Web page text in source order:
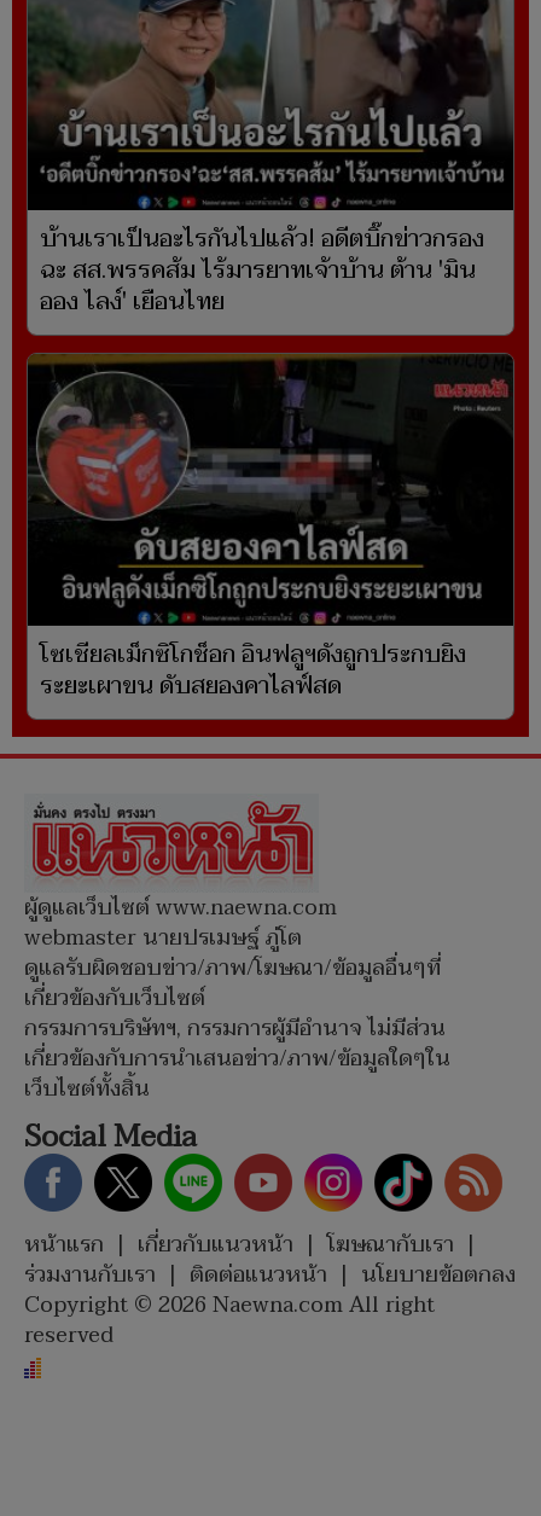
บ้านเราเป็นอะไรกันไปแล้ว! อดีตบิ๊กข่าวกรอง
ฉะ สส.พรรคส้ม ไร้มารยาทเจ้าบ้าน ต้าน 'มิน
ออง ไลง์' เยือนไทย
โซเชียลเม็กซิโกช็อก อินฟลูฯดังถูกประกบยิง
ระยะเผาขน ดับสยองคาไลฟ์สด
ผู้ดูแลเว็บไซต์ www.naewna.com
webmaster นายปรเมษฐ์ ภู่โต
ดูแลรับผิดชอบข่าว/ภาพ/โฆษณา/ข้อมูลอื่นๆที่
เกี่ยวข้องกับเว็บไซต์
กรรมการบริษัทฯ, กรรมการผู้มีอำนาจ ไม่มีส่วน
เกี่ยวข้องกับการนำเสนอข่าว/ภาพ/ข้อมูลใดๆใน
เว็บไซต์ทั้งสิ้น
Social Media
หน้าแรก | เกี่ยวกับแนวหน้า | โฆษณากับเรา |
ร่วมงานกับเรา | ติดต่อแนวหน้า | นโยบายข้อตกลง
Copyright © 2026 Naewna.com All right
reserved